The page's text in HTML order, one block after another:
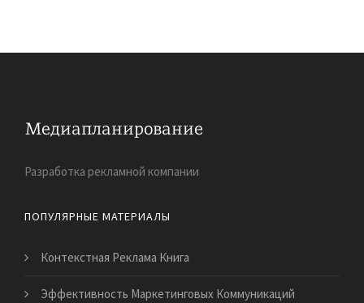
Разработка рекламной компании
ПОПУЛЯРНЫЕ МАТЕРИАЛЫ
Контекстная Реклама Книга
Эффективность Маркетинговых Коммуникаций